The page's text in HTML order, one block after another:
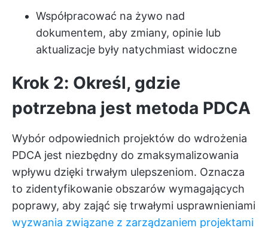
Współpracować na żywo nad
dokumentem, aby zmiany, opinie lub
aktualizacje były natychmiast widoczne
Krok 2: Określ, gdzie
potrzebna jest metoda PDCA
Wybór odpowiednich projektów do wdrożenia
PDCA jest niezbędny do zmaksymalizowania
wpływu dzięki trwałym ulepszeniom. Oznacza
to zidentyfikowanie obszarów wymagających
poprawy, aby zająć się trwałymi usprawnieniami
wyzwania związane z zarządzaniem projektami